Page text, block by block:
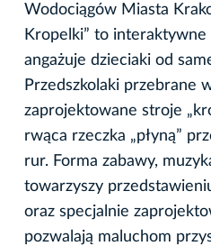
Wodociągów Miasta
Kropelki” to
angażuje dzieciaki od
Przedszkolaki przebrane
zaprojektowane stroje
rwąca rzeczka „płyną”
rur. Forma zabawy,
towarzyszy
oraz specjalnie
pozwalają maluchom